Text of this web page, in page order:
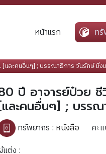
หน้าแรก ท
และคนอื่นๆ] ; บรรณาธิการ วันรักษ์ มิ่
ปี อาจารย์ป๋วย
ละคนอื่นๆ] ; บรร
ทรัพยากร : หนังสือ
คะ
แต่ง :